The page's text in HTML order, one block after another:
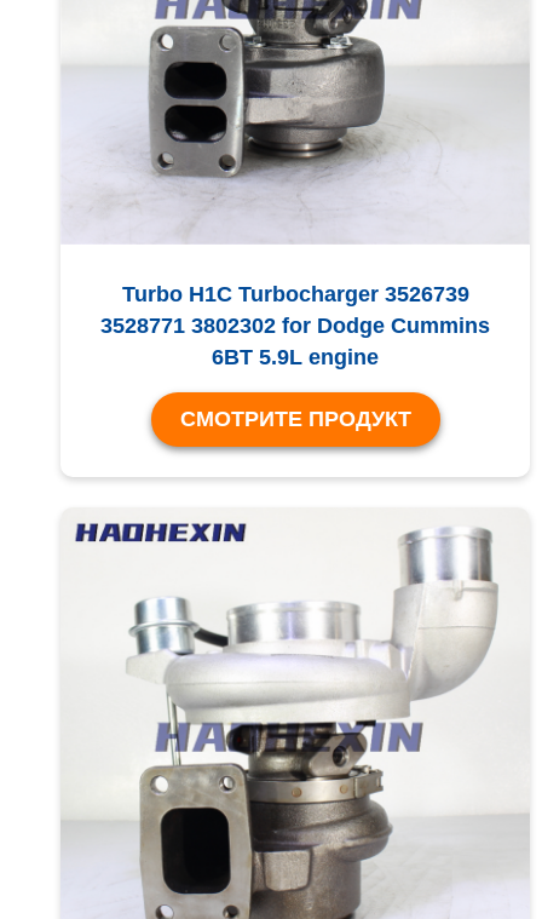
Turbo H1C Turbocharger 3526739
3528771 3802302 for Dodge Cummins
6BT 5.9L engine
СМОТРИТЕ ПРОДУКТ